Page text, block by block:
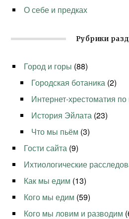
О себе и предках
Рубрики
Город и горы (88)
Городская ботаника (2)
Интернет-хрестоматия
История Эйлата (23)
Что мы пьём (3)
Гости сайта (9)
Ихтиологические
Как мы едим (13)
Кого мы едим (59)
Кого мы ловим и разводим